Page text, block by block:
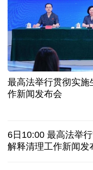
让药品更好触达患
7月份中国仓储指数
金价大反弹！黄金
特朗普再签行政令 禁
最高法举行贯彻实施
作新闻发布会
6日10:00 最高法举
解释清理工作新闻发